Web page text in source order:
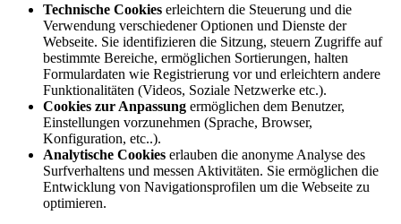
Technische Cookies erleichtern die Steuerung und die
Verwendung verschiedener Optionen und Dienste der
Webseite. Sie identifizieren die Sitzung, steuern Zugriffe auf
bestimmte Bereiche, ermöglichen Sortierungen, halten
Formulardaten wie Registrierung vor und erleichtern andere
Funktionalitäten (Videos, Soziale Netzwerke etc.).
Cookies zur Anpassung ermöglichen dem Benutzer,
Einstellungen vorzunehmen (Sprache, Browser,
Konfiguration, etc..).
Analytische Cookies erlauben die anonyme Analyse des
Surfverhaltens und messen Aktivitäten. Sie ermöglichen die
Entwicklung von Navigationsprofilen um die Webseite zu
optimieren.